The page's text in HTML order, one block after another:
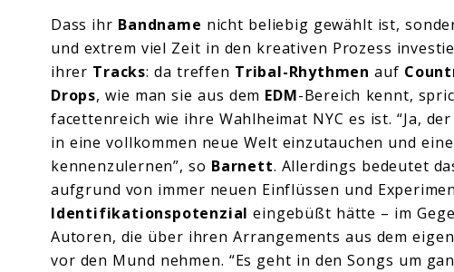
Dass ihr Bandname nicht beliebig gewählt ist,
und extrem viel Zeit in den kreativen Prozess
ihrer Tracks: da treffen Tribal-Rhythmen auf
Drops, wie man sie aus dem EDM-Bereich kennt,
facettenreich wie ihre Wahlheimat NYC es ist. “Ja,
in eine vollkommen neue Welt einzutauchen und
kennenzulernen”, so Barnett. Allerdings bedeutet
aufgrund von immer neuen Einflüssen und
Identifikationspotenzial eingebüßt hätte – im
Autoren, die über ihren Arrangements aus dem
vor den Mund nehmen. “Es geht in den Songs um